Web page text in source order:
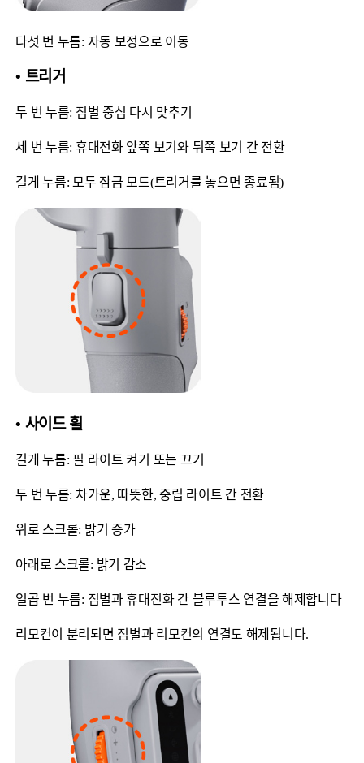
다섯 번 누름: 자동 보정으로 이동
• 트리거
두 번 누름: 짐벌 중심 다시 맞추기
세 번 누름: 휴대전화 앞쪽 보기와 뒤쪽 보기 간 전환
길게 누름: 모두 잠금 모드(트리거를 놓으면 종료됨)
• 사이드 휠
길게 누름: 필 라이트 켜기 또는 끄기
두 번 누름: 차가운, 따뜻한, 중립 라이트 간 전환
위로 스크롤: 밝기 증가
아래로 스크롤: 밝기 감소
일곱 번 누름: 짐벌과 휴대전화 간 블루투스 연결을 해제합니다
리모컨이 분리되면 짐벌과 리모컨의 연결도 해제됩니다.